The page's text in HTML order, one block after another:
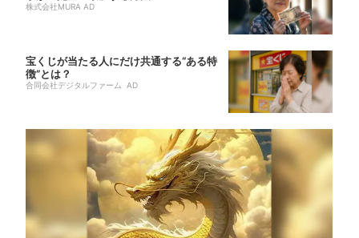
株式会社MURA AD
宝くじが当たる人にだけ共通する“ある特
徴”とは？
合同会社デジタルファーム AD